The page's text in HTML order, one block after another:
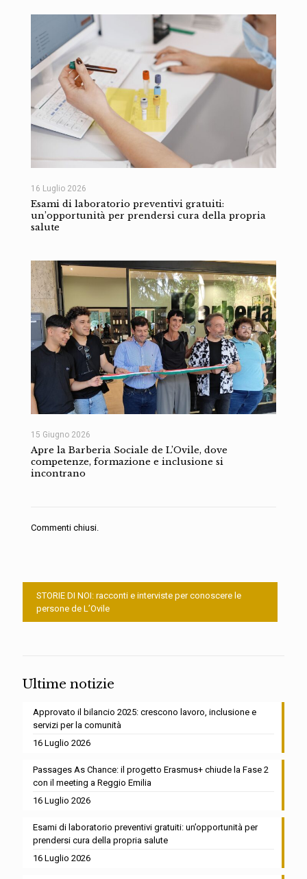
16 Luglio 2026
Esami di laboratorio preventivi gratuiti:
un’opportunità per prendersi cura della propria
salute
15 Giugno 2026
Apre la Barberia Sociale de L’Ovile, dove
competenze, formazione e inclusione si
incontrano
Commenti chiusi.
STORIE DI NOI: racconti e interviste per conoscere le
persone de L’Ovile
Ultime notizie
Approvato il bilancio 2025: crescono lavoro, inclusione e
servizi per la comunità
16 Luglio 2026
Passages As Chance: il progetto Erasmus+ chiude la Fase 2
con il meeting a Reggio Emilia
16 Luglio 2026
Esami di laboratorio preventivi gratuiti: un’opportunità per
prendersi cura della propria salute
16 Luglio 2026